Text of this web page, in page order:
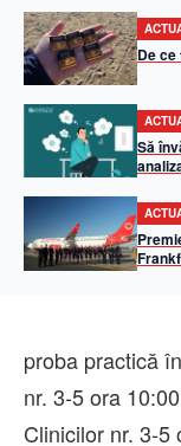
De
Să
proba practică
nr. 3-5 ora
Clinicilor nr. 3-5